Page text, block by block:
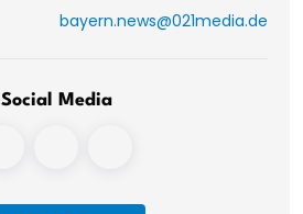
bayern.news@021media.de
Social Media